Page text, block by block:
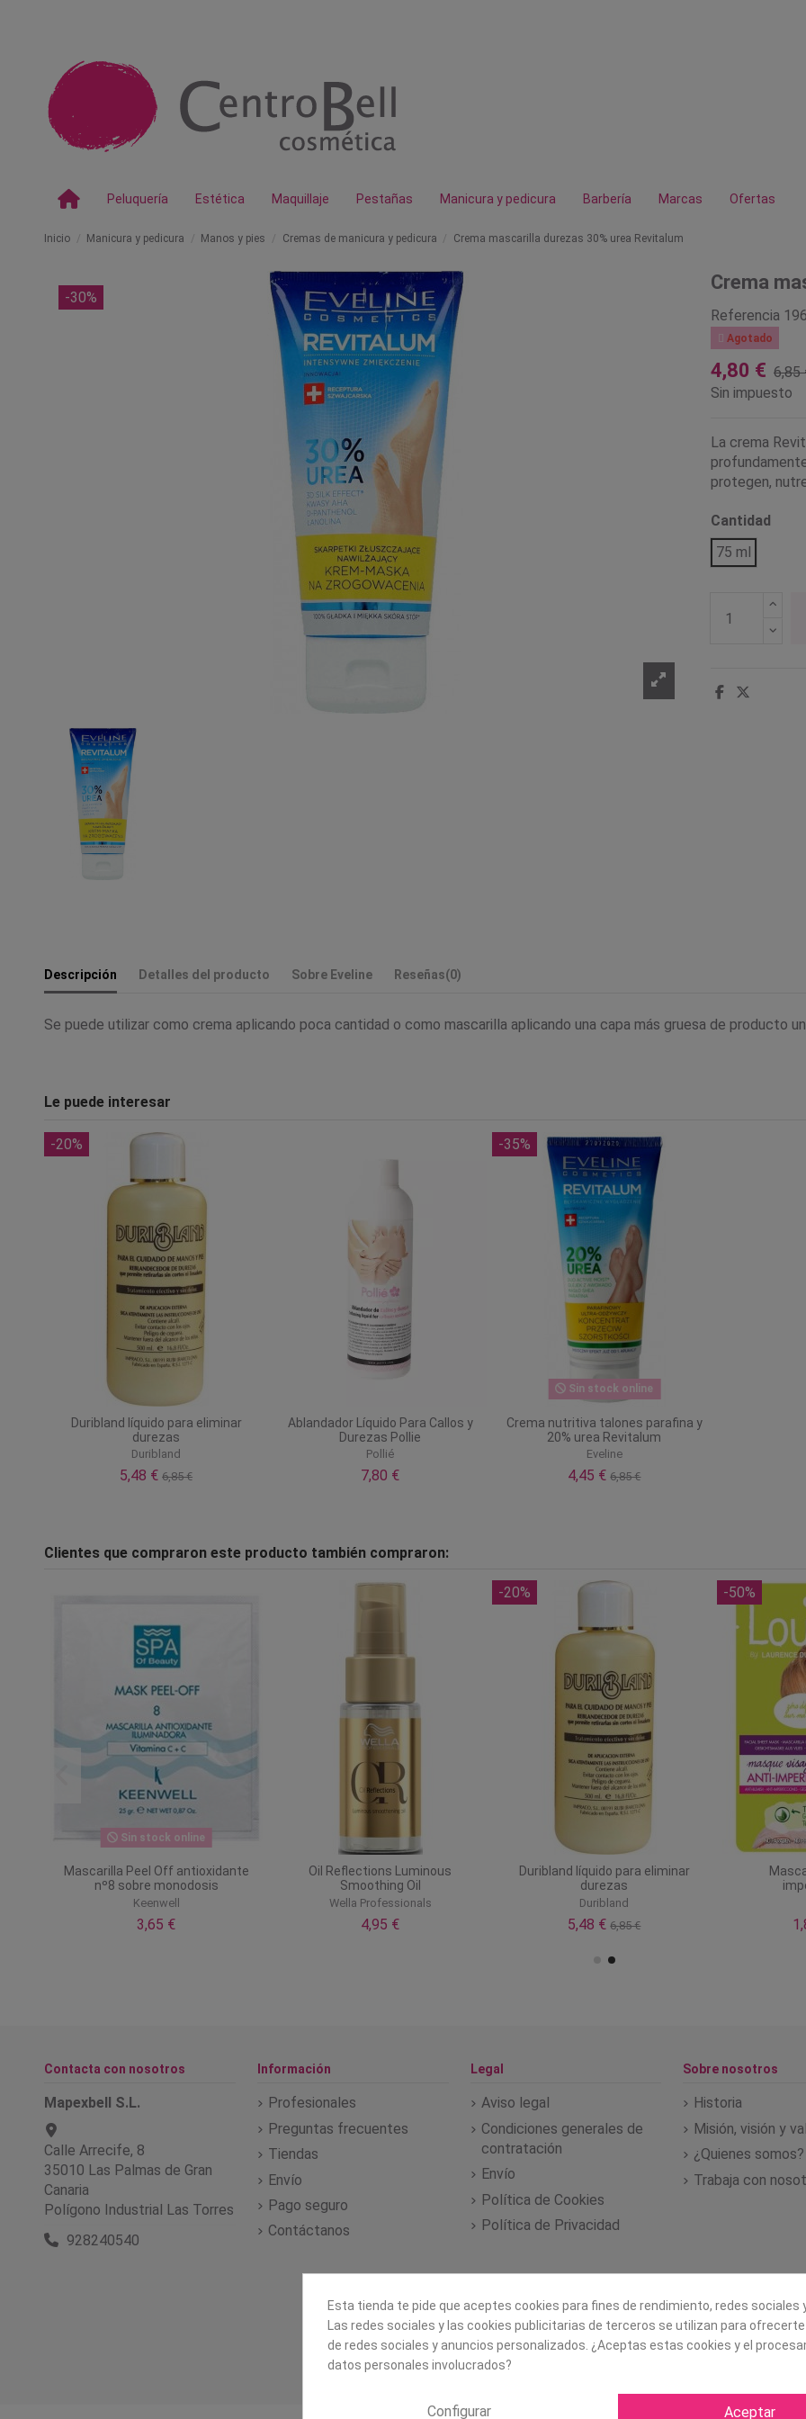
Peluquería Estética Maquillaje Pestañas Manicura y pedicura Barbería Marcas Ofertas
Inicio Manicura y pedicura Manos y pies Cremas de manicura y pedicura Crema mascarilla durezas 30% urea Revitalum
-30%
Crema
Referencia
Agotado
4,80 € 6,85
Sin impuesto
La crema
protegen,
Cantidad
75 ml
Descripción Detalles del producto Sobre Eveline Reseñas(0)
Se puede utilizar como crema aplicando poca cantidad o como mascarilla aplicando una capa más gruesa de producto
Le puede interesar
-20%
Duribland líquido para eliminar
durezas
Duribland
5,48 €6,85 €
Ablandador Líquido Para Callos y
Durezas Pollie
Pollié
7,80 €
-35%
Sin stock online
Crema nutritiva talones parafina y
20% urea Revitalum
Eveline
4,45 €6,85 €
Clientes que compraron este producto también compraron:
Sin stock online
Mascarilla Peel Off antioxidante
nº8 sobre monodosis
Keenwell
3,65 €
Oil Reflections Luminous
Smoothing Oil
Wella Professionals
4,95 €
-20%
Duribland líquido para eliminar
durezas
Duribland
5,48 €6,85 €
-50%
Contacta con nosotros
Mapexbell S.L.
Calle Arrecife, 8
35010 Las Palmas de Gran
Canaria
Polígono Industrial Las Torres
928240540
Información
Profesionales
Preguntas frecuentes
Tiendas
Envío
Pago seguro
Contáctanos
Legal
Aviso legal
Condiciones generales de
contratación
Envío
Política de Cookies
Política de Privacidad
Sobre nosotros
Historia
Misión, visión y
¿Quienes somos?
Trabaja con
Esta tienda te pide que aceptes cookies para fines de rendimiento, redes sociales
Las redes sociales y las cookies publicitarias de terceros se utilizan para
de redes sociales y anuncios personalizados. ¿Aceptas estas cookies y el
datos personales involucrados?
Configurar Aceptar